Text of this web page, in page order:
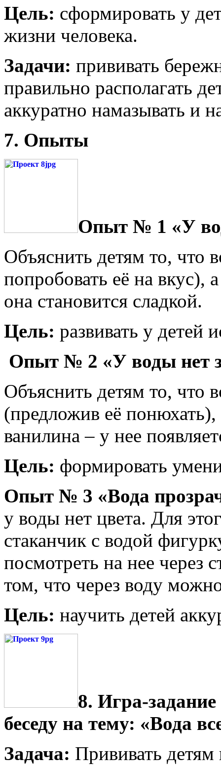
Цель: сформировать у
жизни человека.
Задачи: прививать
правильно располагать
аккуратно намазывать и
7. Опыты
Опыт № 1 «У
Объяснить детям то, что
попробовать её на вкус),
она становится сладкой.
Цель: развивать у детей
Опыт № 2 «У воды нет
Объяснить детям то, что
(предложив её
ванилина – у нее
Цель: формировать
Опыт № 3 «Вода
у воды нет цвета. Для
стаканчик с водой
посмотреть на нее через
том, что через воду
Цель: научить детей
8. Игра-
беседу на тему: «Вода
Задача: Прививать